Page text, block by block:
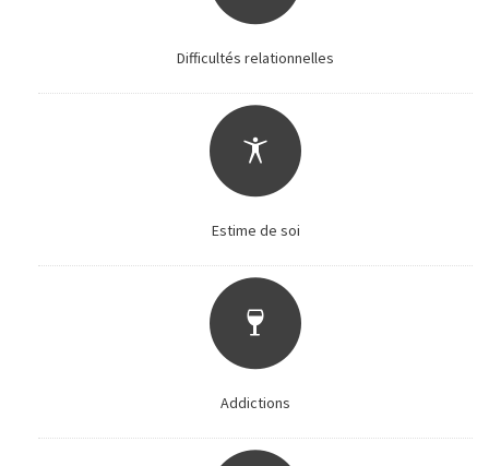
Difficultés relationnelles
Estime de soi
Addictions